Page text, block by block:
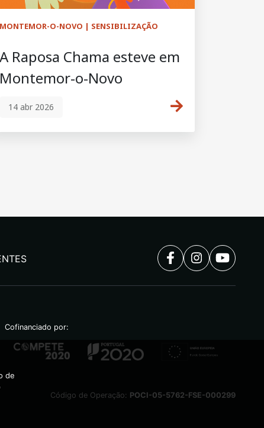
MONTEMOR-O-NOVO | SENSIBILIZAÇÃO
A Raposa Chama esteve em
Montemor-o-Novo
14 abr 2026
Cofinanciado por:
Código de Operação: POCI-05-5762-FSE-000299
de